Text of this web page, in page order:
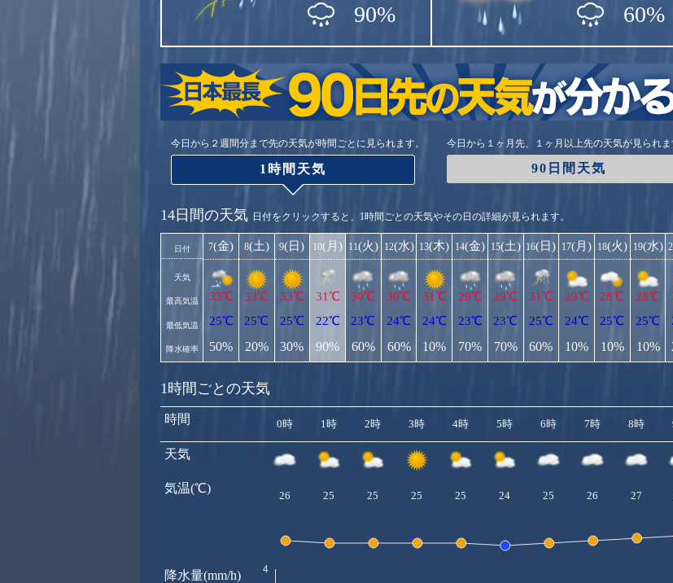
90%
60%
今日から２週間分まで先の天気が時間ごとに見られます。
1時間天気
今日から１ヶ月先、１ヶ月以上先の天気が見られま
90日間天気
14日間の天気 日付をクリックすると、1時間ごとの天気やその日の詳細が見られます。
日付
天気
最高気温
最低気温
降水確率
7(金)
33℃
25℃
50%
8(土)
33℃
25℃
20%
9(日)
33℃
25℃
30%
10(月)
31℃
22℃
90%
11(火)
30℃
23℃
60%
12(水)
30℃
24℃
60%
13(木)
31℃
24℃
10%
14(金)
29℃
23℃
70%
15(土)
29℃
23℃
70%
16(日)
31℃
25℃
60%
17(月)
29℃
24℃
10%
18(火)
28℃
25℃
10%
19(水)
28℃
25℃
10%
1時間ごとの天気
時間
天気
気温(℃)
降水量(mm/h)
0時 1時 2時 3時 4時 5時 6時 7時 8時
26 25 25 25 25 24 25 26 27